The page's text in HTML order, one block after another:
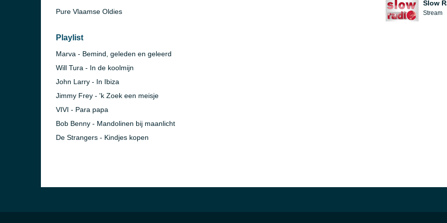
Pure Vlaamse Oldies
Playlist
Marva - Bemind, geleden en geleerd
Will Tura - In de koolmijn
John Larry - In Ibiza
Jimmy Frey - 'k Zoek een meisje
VIVI - Para papa
Bob Benny - Mandolinen bij maanlicht
De Strangers - Kindjes kopen
Slow
Stream